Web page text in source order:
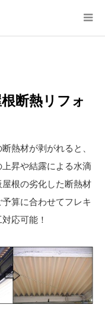
断熱リフォ
熱材が剥がれると、
昇や結露による水滴
根の劣化した断熱材
算に合わせてフレキ
応可能！